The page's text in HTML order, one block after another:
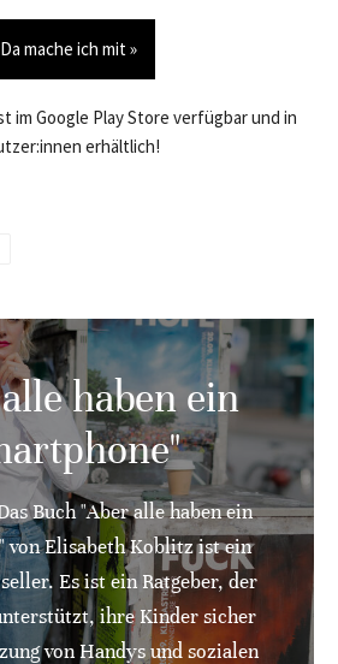
Da mache ich mit »
im Google Play Store verfügbar und in
erhältlich!
haben ein
Buch "Aber alle haben ein
von Elisabeth Koblitz ist ein
Es ist ein Ratgeber, der
ihre Kinder sicher
von Handys und sozialen